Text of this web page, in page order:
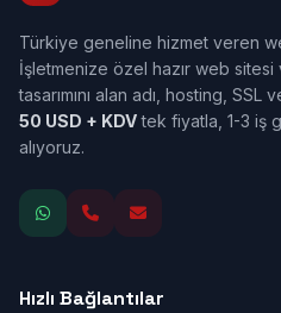
Türkiye geneline hizmet veren
İşletmenize özel hazır web
tasarımını alan adı, hosting, SSL
50 USD + KDVtek fiyatla, 1-3 iş
alıyoruz.
Hızlı Bağlantılar